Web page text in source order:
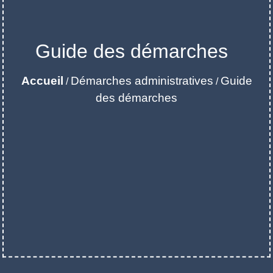
Guide des démarches
Accueil / Démarches administratives / Guide
des démarches